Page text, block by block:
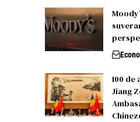
100
Jiang